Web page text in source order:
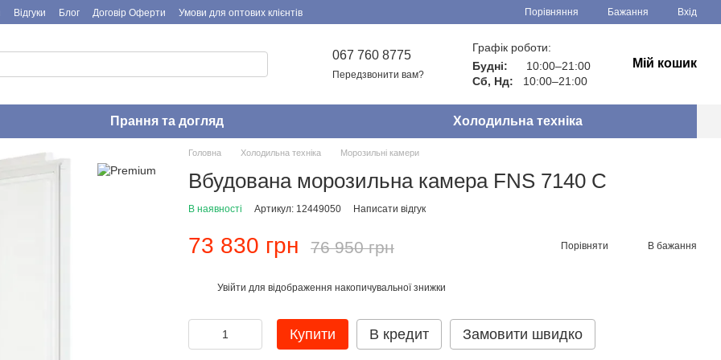
Відгуки Блог Договір Оферти Умови для оптових клієнтів Порівняння Бажання Вхід
067 760 8775
Передзвонити вам?
Графік роботи:
Будні:
10:00–21:00
Сб, Нд:
10:00–21:00
Мій кошик
Прання та догляд Холодильна техніка
Головна Холодильна техніка Морозильні камери
Вбудована морозильна камера FNS 7140 C
В наявності Артикул: 12449050 Написати відгук
73 830 грн 76 950 грн Порівняти В бажання
Увійти для відображення накопичувальної знижки
Купити В кредит Замовити швидко